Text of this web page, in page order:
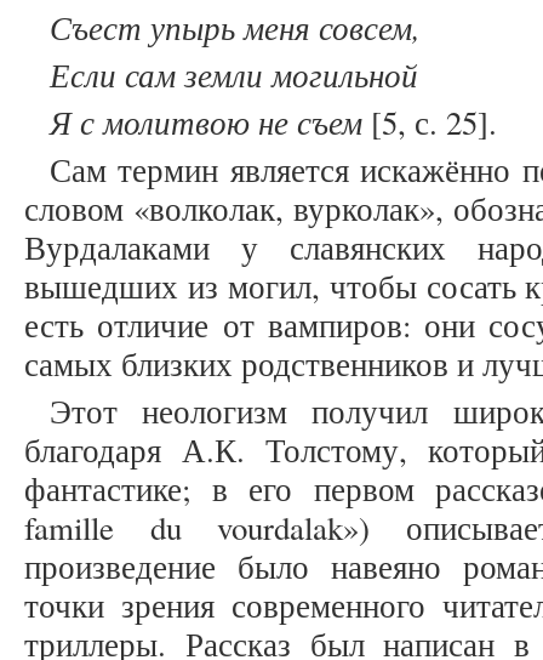
Съест упырь меня совсем,
Если сам земли могильной
Я с молитвою не съем [5, с. 25].
Сам термин является искажённо
словом «волколак, вурколак»,
Вурдалаками у славянских
вышедших из могил, чтобы сосать
есть отличие от вампиров: они
самых близких родственников
Этот неологизм получил
благодаря А.К. Толстому,
фантастике; в его первом
famille du vourdalak»)
произведение было навеяно
точки зрения современного
триллеры. Рассказ был написан